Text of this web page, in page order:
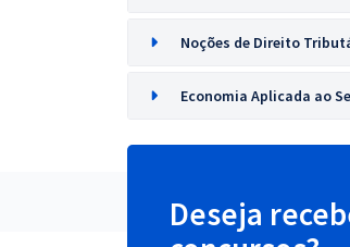
Noções de Direito
Economia Aplicada ao
Deseja